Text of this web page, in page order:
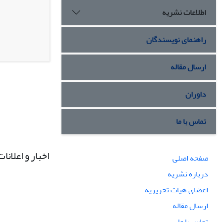
اطلاعات نشریه
راهنمای نویسندگان
ارسال مقاله
داوران
تماس با ما
صفحه اصلی
درباره نشریه
اعضای هیات تحریریه
ارسال مقاله
اخبار و